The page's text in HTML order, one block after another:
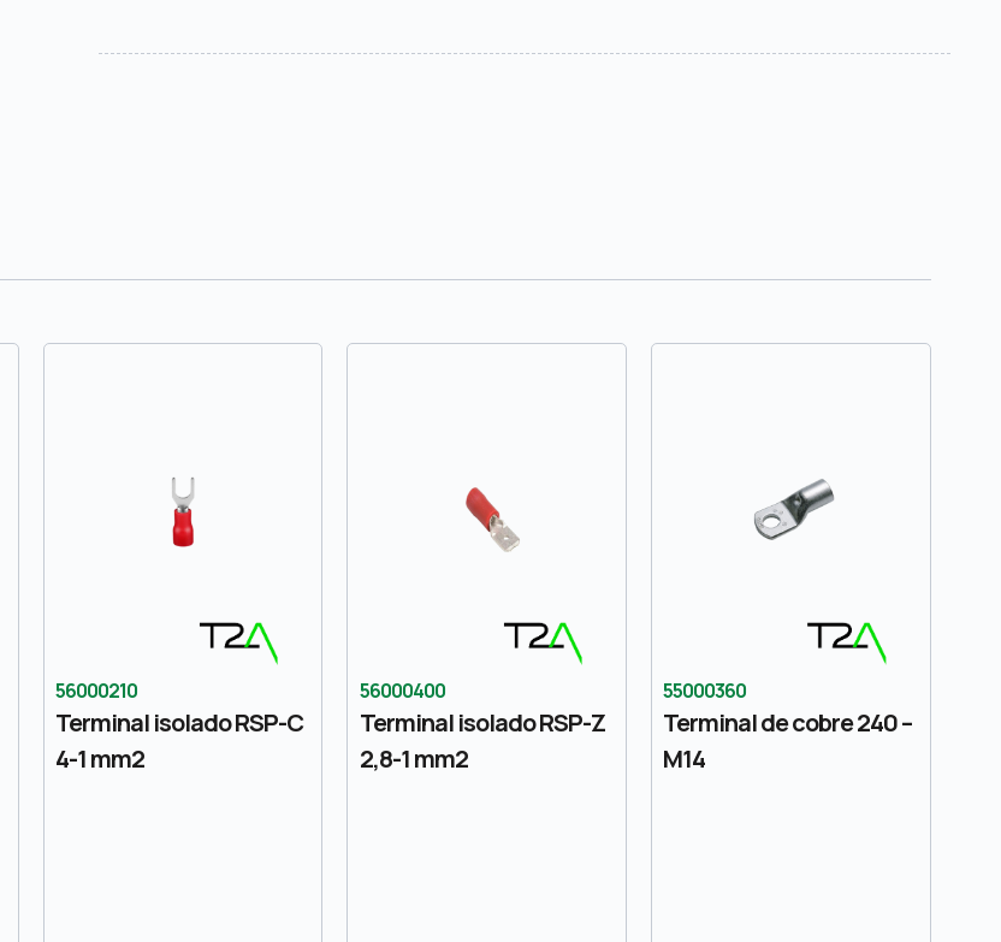
56000210
Terminal isolado RSP-C
4-1 mm2
56000400
Terminal isolado RSP-Z
2,8-1 mm2
55000360
Terminal de cobre 240 –
M14